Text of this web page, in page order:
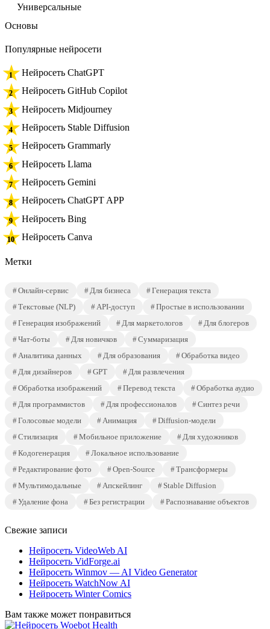
Универсальные
Основы
Популярные нейросети
Нейросеть ChatGPT
Нейросеть GitHub Copilot
Нейросеть Midjourney
Нейросеть Stable Diffusion
Нейросеть Grammarly
Нейросеть Llama
Нейросеть Gemini
Нейросеть ChatGPT APP
Нейросеть Bing
Нейросеть Canva
Метки
Онлайн-сервис Для бизнеса
Генерация текста
Текстовые (NLP)
API-доступ
Простые в использовании
Генерация изображений
Для маркетологов
Для блогеров
Чат-боты
Для новичков
Суммаризация
Аналитика данных
Для образования
Обработка видео
Для дизайнеров
GPT
Для развлечения
Обработка изображений
Перевод текста
Обработка аудио
Для программистов
Для профессионалов
Синтез речи
Голосовые модели
Анимация
Diffusion-модели
Стилизация
Мобильное приложение
Для художников
Кодогенерация
Локальное использование
Редактирование фото
Open-Source
Трансформеры
Мультимодальные
Апскейлинг
Stable Diffusion
Удаление фона
Без регистрации Распознавание объектов
Свежие записи
Нейросеть VideoWeb AI
Нейросеть VidForge.ai
Нейросеть Winmov — AI Video Generator
Нейросеть WatchNow AI
Нейросеть Winter Comics
Вам также может понравиться